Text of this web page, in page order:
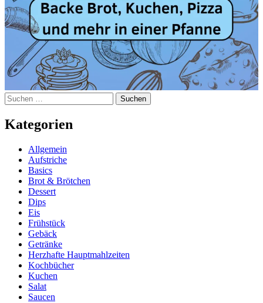
Suchen
nach:
Kategorien
Allgemein
Aufstriche
Basics
Brot & Brötchen
Dessert
Dips
Eis
Frühstück
Gebäck
Getränke
Herzhafte Hauptmahlzeiten
Kochbücher
Kuchen
Salat
Saucen